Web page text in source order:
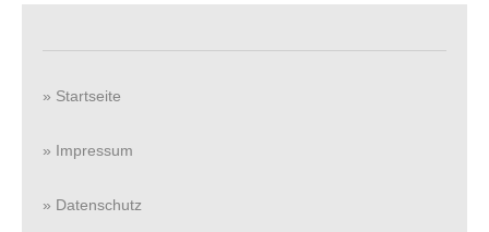
» Startseite
» Impressum
» Datenschutz